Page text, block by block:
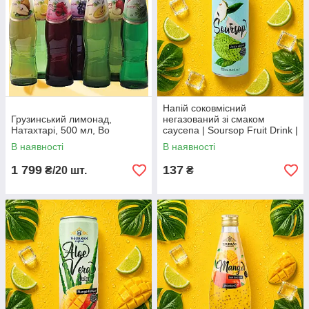
Грузинський лимонад,
Натахтарі, 500 мл, Во
В наявності
1 799 ₴/20 шт.
Напій соковмісний
негазований зі смаком
саусепа | Soursop Fruit Drink |
В'єтнам | Bisan | 250 мл |
Екзотичний тропічний смак
AO
В наявності
137 ₴